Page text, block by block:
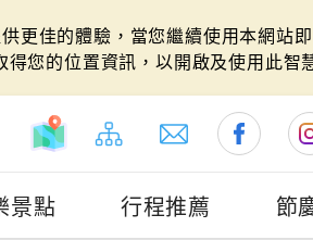
更佳的體驗，當您繼續使用本網站
您的位置資訊，以開啟及使用此智
景點 行程推薦 節